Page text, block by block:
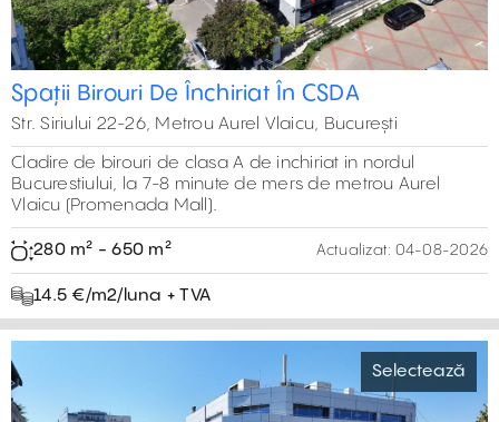
Spații Birouri De Închiriat În CSDA
Str. Siriului 22-26, Metrou Aurel Vlaicu, București
Cladire de birouri de clasa A de inchiriat in nordul
Bucurestiului, la 7-8 minute de mers de metrou Aurel
Vlaicu (Promenada Mall).
280 m² - 650 m² Actualizat: 04-08-2026
14.5 €/m2/luna + TVA
Selectează